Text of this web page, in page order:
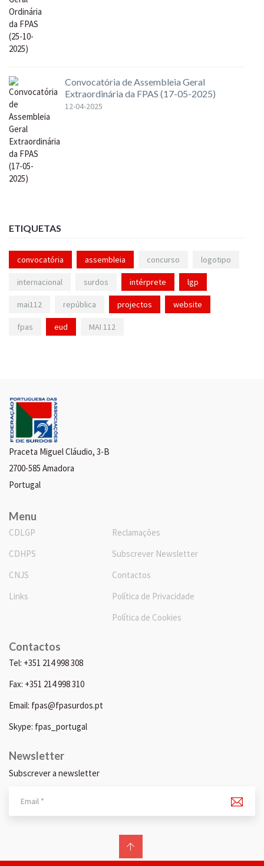
Convocatória de Assembleia Geral
Extraordinária da FPAS (17-05-2025)
12-04-2025
ETIQUETAS
convocatória assembleia concurso logotipo
internacional surdos intérprete lgp
mai112 república projectos website
fpas eud MAI 112
Praceta Miguel Cláudio, 3-B
2700-585 Amadora
Portugal
Menu
CDLGP
CDHPS
CNJS
Links
Reclamações
Subscrever Newsletter
Contactos
Política de Privacidade
Política de Cookies
Contactos
Tel: +351 214 998 308
Fax: +351 214 998 310
Email: fpas@fpasurdos.pt
Skype: fpas_portugal
Newsletter
Subscrever a newsletter